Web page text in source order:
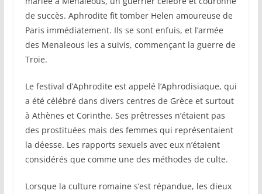
de succès. Aphrodite fit tomber Helen amoureuse de
Paris immédiatement. Ils se sont enfuis, et l’armée
des Menaleous les a suivis, commençant la guerre de
Troie.
Le festival d’Aphrodite est appelé l’Aphrodisiaque, qui
a été célébré dans divers centres de Grèce et surtout
à Athènes et Corinthe. Ses prêtresses n’étaient pas
des prostituées mais des femmes qui représentaient
la déesse. Les rapports sexuels avec eux n’étaient
considérés que comme une des méthodes de culte.
Lorsque la culture romaine s’est répandue, les dieux